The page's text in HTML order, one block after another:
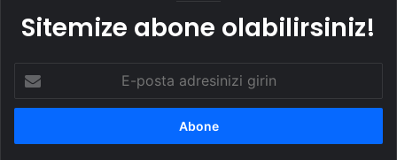
Sitemize abone olabilirsiniz!
posta
adresinizi